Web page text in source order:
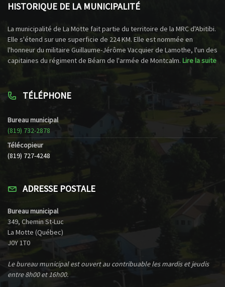
HISTORIQUE DE LA MUNICIPALITÉ
La municipalité de La Motte fait partie du territoire de la MRC d'Abitibi.
Elle s'étend sur une superficie de 224 KM. Elle est nommée en
l'honneur du militaire Guillaume-Jérôme Vacquier de Lamothe, l'un des
capitaines du régiment de Béarn de l'armée de Montcalm. Lire la suite
TÉLÉPHONE
Bureau municipal
(819) 732-2878
Télécopieur
(819) 727-4248
ADRESSE POSTALE
Bureau municipal
349, Chemin St-Luc
La Motte (Québec)
J0Y 1T0
Le bureau municipal est ouvert au contribuable les mardis et jeudis
entre 8h00 et 16h00.